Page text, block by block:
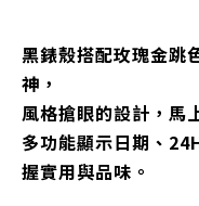
黑錶殼搭配玫瑰金跳
神，
風格搶眼的設計，馬
多功能顯示日期、
握實用與品味。